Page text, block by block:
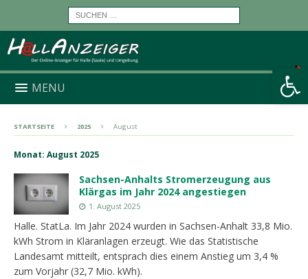
Werkzeugleiste öffnen
MENU
STARTSEITE 2025 August
Monat: August 2025
Sachsen-Anhalts Stromerzeugung aus
Klärgas im Jahr 2024 angestiegen
1. August 2025
Halle. StatLa. Im Jahr 2024 wurden in Sachsen-Anhalt 33,8 Mio.
kWh Strom in Kläranlagen erzeugt. Wie das Statistische
Landesamt mitteilt, entsprach dies einem Anstieg um 3,4 %
zum Vorjahr (32,7 Mio. kWh).